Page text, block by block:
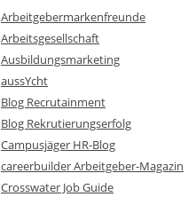
Arbeitgebermarkenfreunde
Arbeitsgesellschaft
Ausbildungsmarketing
aussYcht
Blog Recrutainment
Blog Rekrutierungserfolg
Campusjäger HR-Blog
careerbuilder Arbeitgeber-Magazin
Crosswater Job Guide